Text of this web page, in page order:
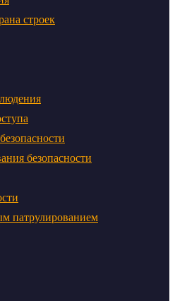
строек
безопасности
патрулированием